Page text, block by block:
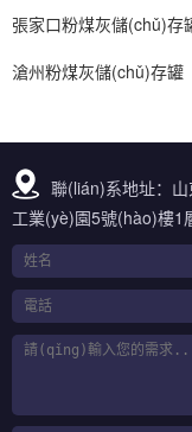
張家口粉煤灰儲(chǔ)存
滄州粉煤灰儲(chǔ)存罐
聯(lián)系地址：
工業(yè)園5號(hào)樓1